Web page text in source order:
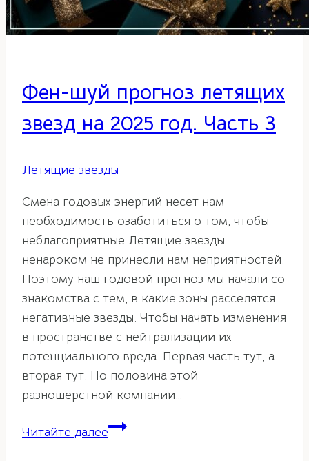
Фен-шуй прогноз летящих
звезд на 2025 год. Часть 3
Летящие звезды
Смена годовых энергий несет нам
необходимость озаботиться о том, чтобы
неблагоприятные Летящие звезды
ненароком не принесли нам неприятностей.
Поэтому наш годовой прогноз мы начали со
знакомства с тем, в какие зоны расселятся
негативные звезды. Чтобы начать изменения
в пространстве с нейтрализации их
потенциального вреда. Первая часть тут, а
вторая тут. Но половина этой
разношерстной компании…
Читайте далееФен-